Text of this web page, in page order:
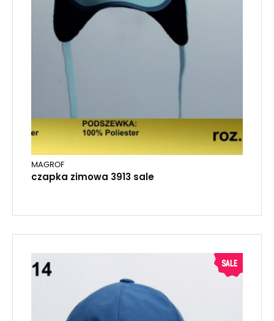
MAGROF
czapka zimowa 3913 sale